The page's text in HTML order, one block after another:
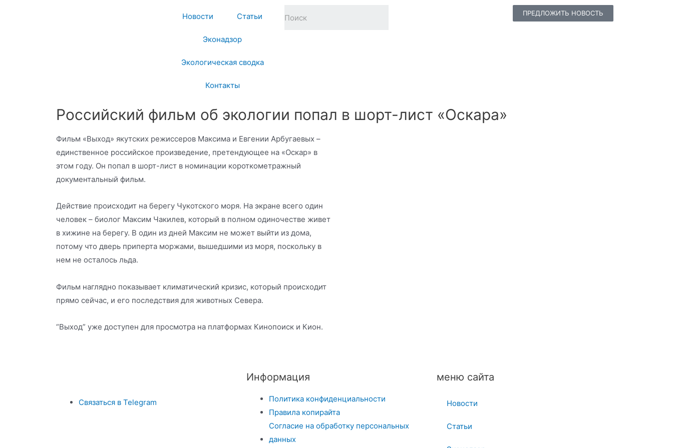
Новости Статьи
Эконадзор
Экологическая сводка
Контакты
ПРЕДЛОЖИТЬ НОВОСТЬ
Российский фильм об экологии попал в шорт-лист «Оскара»
Фильм «Выход» якутских режиссеров Максима и Евгении Арбугаевых –
единственное российское произведение, претендующее на «Оскар» в
этом году. Он попал в шорт-лист в номинации короткометражный
документальный фильм.
Действие происходит на берегу Чукотского моря. На экране всего один
человек – биолог Максим Чакилев, который в полном одиночестве живет
в хижине на берегу. В один из дней Максим не может выйти из дома,
потому что дверь приперта моржами, вышедшими из моря, поскольку в
нем не осталось льда.
Фильм наглядно показывает климатический кризис, который происходит
прямо сейчас, и его последствия для животных Севера.
“Выход” уже доступен для просмотра на платформах Кинопоиск и Кион.
Связаться в Telegram
Информация
Политика конфиденциальности
Правила копирайта
Согласие на обработку персональных
данных
меню сайта
Новости
Статьи